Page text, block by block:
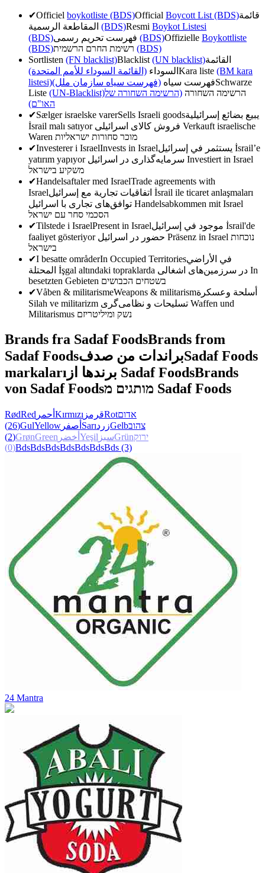
✔Officiel boykotliste (BDS)Official Boycott List (BDS)قائمة
(BDS)Resmi Boykot Listesi
(BDS)
(BDS)Offizielle Boykottliste
(BDS)
(BDS)
Sortlisten (FN blacklist)Blacklist (UN blacklist)القائمة
السوداء (القائمة السوداء للأمم المتحدة) Kara liste (BM kara
listesi)
فهرست سیاه (فهرست سیاه سازمان ملل)
Schwarze
Liste (UN-Blacklist) הרשימה השחורה (הרשימה השחורה של
האו"ם)
✔Sælger israelske varerSells Israeli goodsيبيع بضائع إسرائيلية
İsrail malı satıyor
Verkauft israelische
Waren מוכר סחורות ישראליות
✔Investerer i IsraelInvests in Israel
İsrail’e
yatırım yapıyor
Investiert in Israel
משקיע בישראל
✔Handelsaftaler med IsraelTrade agreements with
Israel
İsrail ile ticaret anlaşmaları
Handelsabkommen mit Israel
הסכמי סחר עם ישראל
✔Tilstede i IsraelPresent in Israel
İsrail'de
faaliyet gösteriyor
Präsenz in Israel נוכחות
בישראל
✔I besatte områderIn Occupied Territoriesفي الأراضي
İşgal altındaki topraklarda
In
besetzten Gebieten בשטחים הכבושים
✔Våben & militarismeWeapons & militarismأسلحة وعسكرة
Silah ve militarizm
Waffen und
Militarismus נשק ומיליטריזם
Brands fra Sadaf FoodsBrands from
Sadaf Foodsبراندات من صدفSadaf Foods
markaları
برندها از Sadaf FoodsBrands
von Sadaf Foods
מותגים מ Sadaf Foods
RødRed أحمر Kırmızı قرمزRotאדום
(26)GulYellow أصفر SarıزردGelbצהוב
(2)GrønGreen أخضر Yeşil سبزGrünירוק
(0)BdsBdsBdsBdsBdsBdsBds (3)
24 Mantra